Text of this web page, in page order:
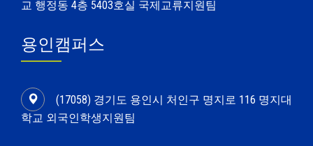
교 행정동 4층 5403호실 국제교류지원팀
용인캠퍼스
(17058) 경기도 용인시 처인구 명지로 116 명지대
학교 외국인학생지원팀